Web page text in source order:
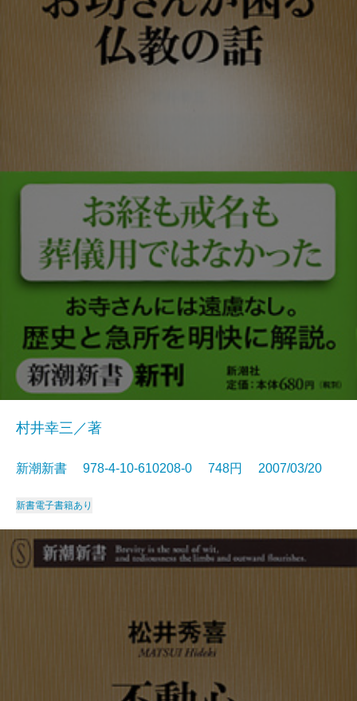
村井幸三／著
新潮新書 978-4-10-610208-0 748円 2007/03/20
新書電子書籍あり